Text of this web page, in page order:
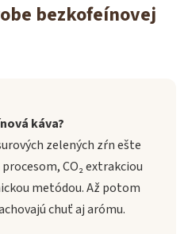
bezkofeínovej
káva?
zelených zŕn ešte
CO₂ extrakciou
metódou. Až potom
chuť aj arómu.